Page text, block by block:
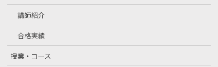
講師紹介
合格実績
授業・コース